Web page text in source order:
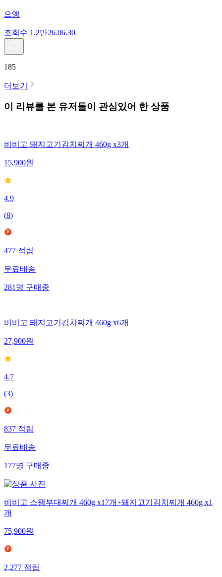
으앵
조회수 1.2만26.06.30
185
더보기
이 리뷰를 본 유저들이 관심있어 한 상품
비비고 돼지고기김치찌개 460g x3개
15,900원
4.9
(8)
477 적립
무료배송
281 명 구매중
비비고 돼지고기김치찌개 460g x6개
27,900원
4.7
(3)
837적립
무료배송
177명구매중
비비고 스팸부대찌개 460g x17개+돼지고기김치찌개 460g x1
개
75,900원
2,277적립